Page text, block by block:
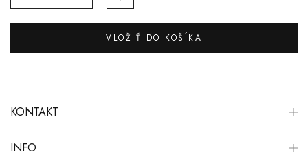
VLOŽIŤ DO KOŠÍKA
KONTAKT
INFO